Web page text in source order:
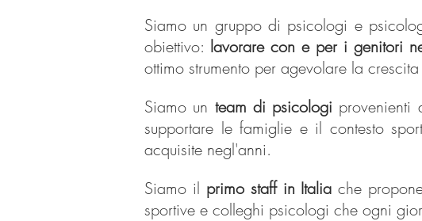
Siamo un gruppo di psicologi e
obiettivo: lavorare con e per i genitori
ottimo strumento per agevolare la
Siamo un team di psicologi provenienti
supportare le famiglie e il contesto
acquisite negl'anni.
Siamo il primo staff in Italia che
sportive e colleghi psicologi che ogni